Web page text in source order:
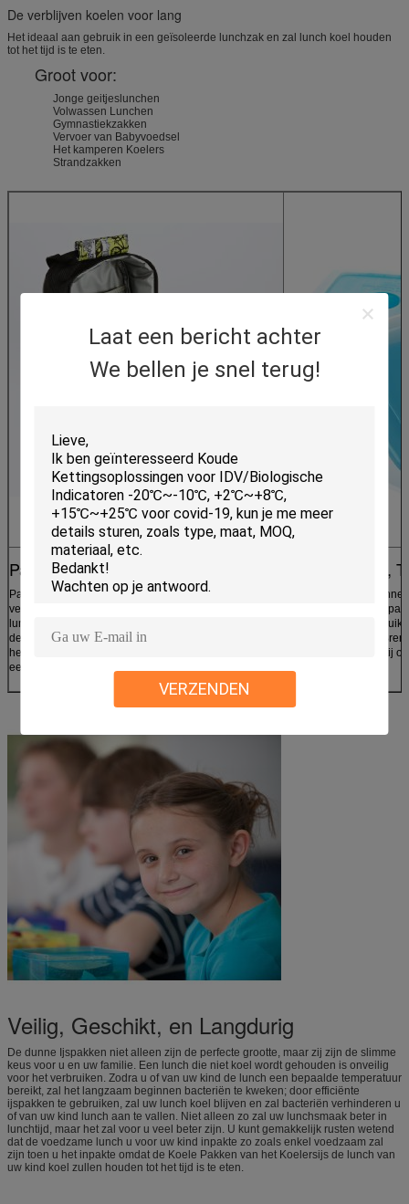
Laat een bericht achter
We bellen je snel terug!
VERZENDEN
De verblijven koelen voor lang
Het ideaal aan gebruik in een geïsoleerde lunchzak en zal lunch koel houden
tot het tijd is te eten.
Groot voor:
Jonge geitjeslunchen
Volwassen Lunchen
Gymnastiekzakken
Vervoer van Babyvoedsel
Het kamperen Koelers
Strandzakken
Pak een Gezonde Lunch in
Pak een gezonde lunch voor u of uw kind in en
verzekerd dat het verse en koele urenlang voor de
lunch tijd zal blijven. Ook, met de gemakgrootte van
deze ijspakken, kunnen zij bijna overal passen, zelfs
heeft een volledig ingepakte lunch genoeg ruimte voor
een koel pak van het koelersijs.
Het kamperen,
De koele Koelers
gebruikt dan enkel
zijn perfect voor gebruik
gymnastiekzakken.
stijging, aan een partij
Veilig, Geschikt, en Langdurig
De dunne Ijspakken niet alleen zijn de perfecte grootte, maar zij zijn de slimme
keus voor u en uw familie. Een lunch die niet koel wordt gehouden is onveilig
voor het verbruiken. Zodra u of van uw kind de lunch een bepaalde temperatuur
bereikt, zal het langzaam beginnen bacteriën te kweken; door efficiënte
ijspakken te gebruiken, zal uw lunch koel blijven en zal bacteriën verhinderen u
of van uw kind lunch aan te vallen. Niet alleen zo zal uw lunchsmaak beter in
lunchtijd, maar het zal voor u veel beter zijn. U kunt gemakkelijk rusten wetend
dat de voedzame lunch u voor uw kind inpakte zo zoals enkel voedzaam zal
zijn toen u het inpakte omdat de Koele Pakken van het Koelersijs de lunch van
uw kind koel zullen houden tot het tijd is te eten.